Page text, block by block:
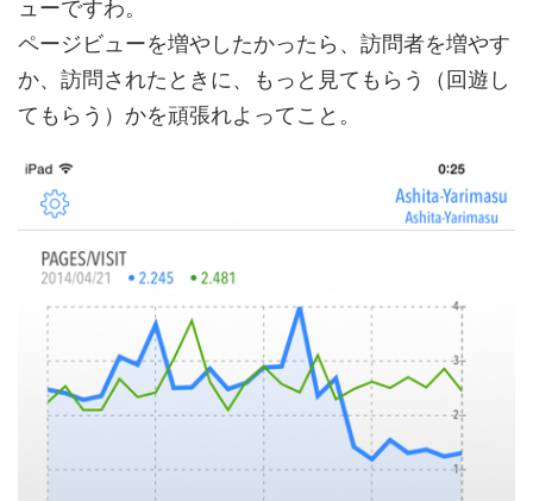
ューですわ。
ページビューを増やしたかったら、訪問者を増やす
か、訪問されたときに、もっと見てもらう（回遊し
てもらう）かを頑張れよってこと。